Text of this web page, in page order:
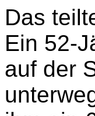
Das
Ein 52-
auf der